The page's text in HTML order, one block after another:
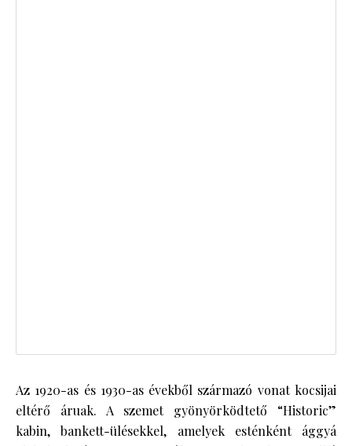
Az 1920-as és 1930-as évekből származó vonat kocsijai
eltérő áruak. A szemet gyönyörködtető “Historic”
kabin, bankett-ülésekkel, amelyek esténként ággyá